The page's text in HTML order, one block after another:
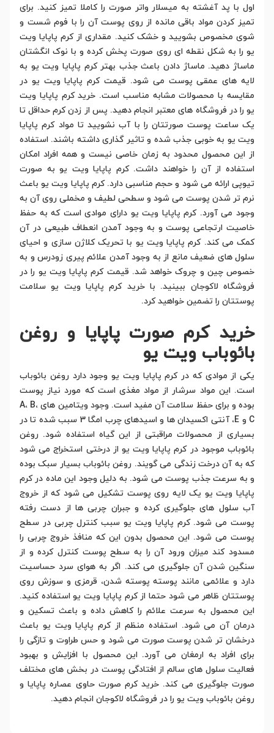
اول با پد آغشته به میسلار واتر صورت را کاملا تمیز کنید. برای
تمیز کردن مواد باقی مانده از روی پوست آن را با فوم شست و
شوی مخصوص بشویید و خشک کنید. مقداری از کرم پاپایا ویت
یو را به شکل نقطه ای روی صورت پخش کرده و با نوک انگشتان
ماساژ دهید. ماساژ دادن باعث جذب بهتر کرم پاپایا ویت یو به
لایه های عمقی پوست می شود. قیمت کرم پاپایا ویت یو در
مقایسه با محصولات مشابه مناسب است. خرید کرم پاپایا ویت
یو را در فروشگاه های معتبر انجام دهید. پس از زدن کرم حداقل تا
یک ساعت پوست صورتتان را با آب نشویید تا مواد کرم پاپایا
ویت یو به خوبی جذب شده و تاثیر گذاری داشته باشند. استفاده
از این محصول محدود به زمان خاصی نیست و همه افراد امکان
استفاده از آن را خواهند داشت. کرم پاپایا ویت یو به صورت
تیوپی ارائه می شود و حجم مناسبی دارد. کرم پاپایا ویت یو باعث
نرم تر شدن پوست می شود و سطحی لطیف و مخملی روی آن به
وجود می آورد. کرم پاپایا ویت یو دارای موادی است که به حفظ
خاصیت ارتجاعی پوست و به وجود آمدن انعطاف طبیعی در آن
کمک می کند. کرم پاپایا ویت یو با تحریک کلاژن سازی و احیای
سلول های ضعیف مانع از به وجود آمدن علائم پیری زودرس و به
خصوص چین و چروک خواهد شد. قیمت کرم پاپایا ویت یو را در
فروشگاه لاکوجان ببینید. با خرید کرم پاپایا ویت یو سلامت
پوستتان را تضمین خواهید کرد.
خرید کرم صورت پاپایا و روغن
بائوباب ویت یو
یکی از موادی که در کرم پاپایا ویت یو وجود دارد روغن بائوباب
است. این مواد سرشار از مواد مغذی است که مورد نیاز پوست
بوده و برای حفظ سلامت آن مفید است. وجود ویتامین های A، B،
C و E، آنتی اکسیدان ها و اسیدهای چرب امگا 3 سبب شده تا در
بسیاری از محصولات مراقبتی از این گیاه استفاده شود. روغن
بائوباب موجود در کرم پاپایا ویت یو از درختی استخراج می شود
که به آن درخت زندگی می گویند. روغن بائوباب بسیار سبک بوده
و به سرعت جذب پوست می شود. به دلیل وجود این ماده در کرم
پاپایا ویت یو یک لایه روی پوست تشکیل می شود که از خروج
آب سلول های جلوگیری کرده و جبران چربی ها از دست رفته
پوست می شود. کرم پاپایا ویت یو سبب کنترل چربی در سطح
پوست می شود. این محصول بدون این که منافذ خروج چربی را
مسدود کند میزان ورود آن را به سطح پوست کنترل کرده و از
سنگین شدن آن جلوگیری می کند. اگر به هوای سرد حساسیت
دارد و علائمی مانند پوسته پوسته شدن، قرمزی و سوزش روی
پوستتان ظاهر می شود حتما از کرم پاپایا ویت یو استفاده کنید.
این محصول به سرعت علائم را کاهش داده و باعث تسکین و
درمان آن می شود. استفاده منظم از کرم پاپایا ویت یو باعث
درخشان تر شدن پوست صورت می شود و حس طراوت و تازگی را
برای افراد به ارمغان می آورد. این محصول با افزایش و بهبود
فعالیت سلول های سالم از افتادگی پوست در بخش های مختلف
صورت جلوگیری می کند. خرید کرم صورت حاوی عصاره پاپایا و
روغن بائوباب ویت یو را در فروشگاه لاکوجان انجام دهید.